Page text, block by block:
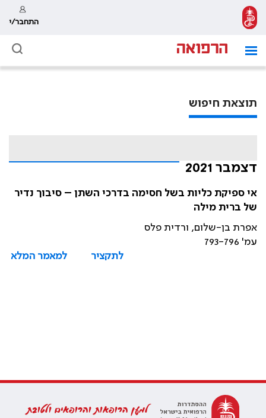
התחבר/י
תוצאת חיפוש
דצמבר 2021
אי ספיקת כליות בשל חסימה בדרכי השתן – סיבוך נדיר
של ברית מילה
אפרת בן-שלום, ורדית פלס
עמ' 793-796
לתקציר
למאמר המלא
למען הרופאות והרופאים ולטובת